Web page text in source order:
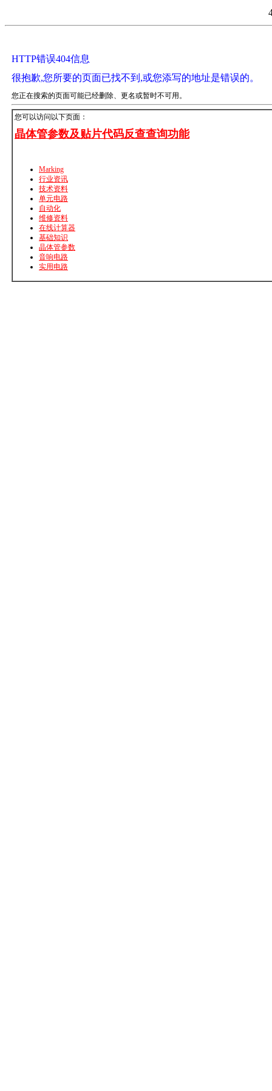
HTTP错误404信息
很抱歉,您所要的页面已找不到,或您添写的地址是错误的。
您正在搜索的页面可能已经删除、更名或暂时不可用。
您可以访问以下页面：
晶体管参数及贴片代码反查查询功能
Marking
行业资讯
技术资料
单元电路
自动化
维修资料
在线计算器
基础知识
晶体管参数
音响电路
实用电路